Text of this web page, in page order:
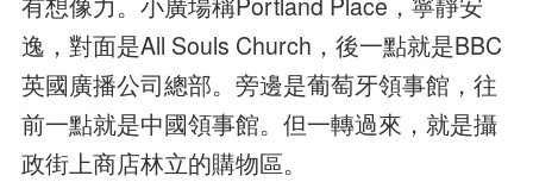
逸，對面是All Souls Church，後一點就是BBC
英國廣播公司總部。旁邊是葡萄牙領事館，往
前一點就是中國領事館。但一轉過來，就是攝
政街上商店林立的購物區。